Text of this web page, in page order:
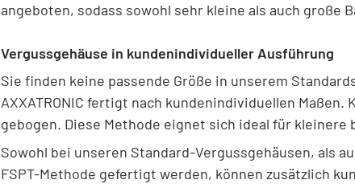
angeboten, sodass sowohl sehr kleine als auch große
Vergussgehäuse in kundenindividueller Ausführung
Sie finden keine passende Größe in unserem
AXXATRONIC fertigt nach kundenindividuellen
gebogen. Diese Methode eignet sich ideal für
Sowohl bei unseren Standard-Vergussgehäusen, als
FSPT-Methode gefertigt werden, können zusätzlich